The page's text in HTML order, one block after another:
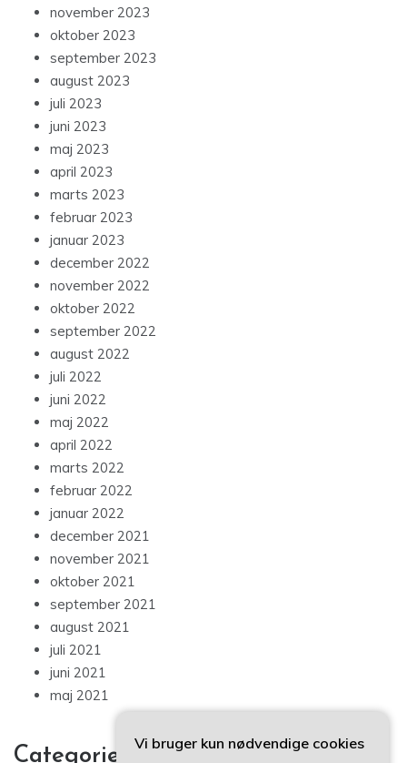
november 2023
oktober 2023
september 2023
august 2023
juli 2023
juni 2023
maj 2023
april 2023
marts 2023
februar 2023
januar 2023
december 2022
november 2022
oktober 2022
september 2022
august 2022
juli 2022
juni 2022
maj 2022
april 2022
marts 2022
februar 2022
januar 2022
december 2021
november 2021
oktober 2021
september 2021
august 2021
juli 2021
juni 2021
maj 2021
Categories
Vi bruger kun nødvendige cookies